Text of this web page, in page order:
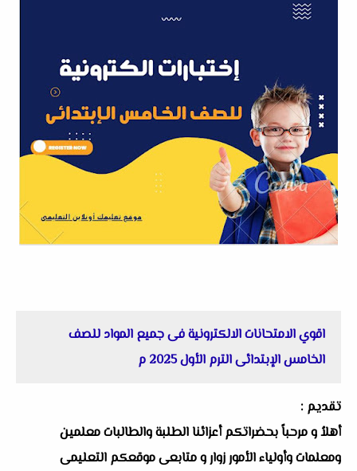
اقوي الامتحانات الالكترونية فى جميع المواد للصف
الخامس الإبتدائى الترم الأول 2025 م
تقديم :
أهلاُ و مرحباً بحضراتكم أعزائنا الطلبة والطالبات معلمين
ومعلمات وأولياء الأمور زوار و متابعى موقعكم التعليمى